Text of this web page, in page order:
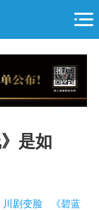
推广
是如
川剧变脸 《碧蓝